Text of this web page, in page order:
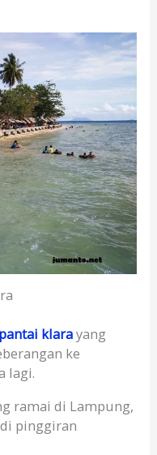
pantai klarayang
ke
lagi.
ramai di Lampung,
pinggiran